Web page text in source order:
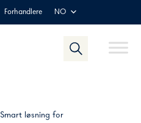
Forhandlere NO
Smart løsning for